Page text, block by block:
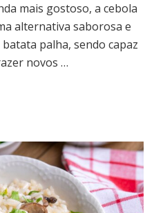
mais gostoso, a cebola
alternativa saborosa e
palha, sendo capaz
novos …